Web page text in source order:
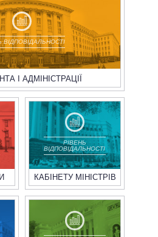
ВІДПОВІДАЛЬНОСТІ
І АДМІНІСТРАЦІЇ
РІВЕНЬ
ВІДПОВІДАЛЬНОСТІ
КАБІНЕТУ МІНІСТРІВ